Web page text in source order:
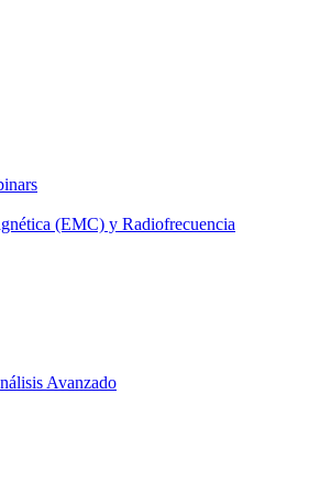
(EMC) y Radiofrecuencia
Avanzado